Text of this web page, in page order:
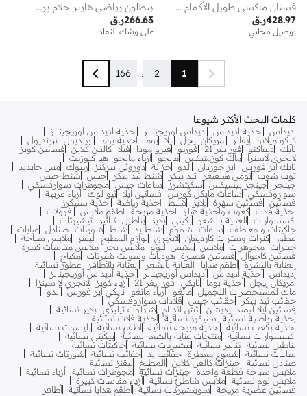
فستان ماكسي طويل الأكمام من فيكي ريزورت، يبرز الخصر، مصنوع من قماش منسوج مكشكش
ر.ق428.97
توصيل مجاني
بنطلون رياضي هايبر جلام برميل
ر.ق266.63
على وشك النفاد
1
2
...
166
كلمات البحث الأكثر شيوعا
اديداس احذية اديداس اديداس اوريجينالز
احذية اديداس اوريجينالز
كيكو ميلانو
إيفانز امريكان ايجل ايلا بوما احذية بوما ترينديول ترينديول
نايك ديفاكتو فورايفر 21 فوريو فيرو مودا فيلا كالفن كلاين فساتين كويز
لانجري لاسنزا
ماك كوزمتيكس مانجو ازياء مانجو
هيا كلوزيت
نايك اير فورس
اير جوردان الدو خزانة دوروثي بيركنز ريبوك مس جايديد
توب شوب تومي هيلفيغر تيد بيكر شنط تيد بيكر جيس
شنط جيس
جينجر
جينجر بيسيكس سكيتشرز ساعات جيس مجوهرات سوارفسكي
سواروفسكي
ساعات مايكل كورس فساتين ايلا نيو لوك أزياء عربية
فساتين
فساتين سهرة بلايز شنط احذية رياضة
احذية سنيكرز
احذية فلات كعوب واحذية هيلز احذية مريحة اطقم ملابس
افرولات
اكسسوارات
العناية بالشعر بكيني بلايز بناطيل تنانير
تيشيرتات
جاكيتات و معاطف
ساعات شموع شنط يد شنط شورتات صنادل
عبايات
عطور
كنزات وسترات كارديغان لانجري لوازم المطبخ ليقنز
ملابس سباحة
جينزات مجوهرات ملابس ملابس النوم ملابس بحر ملابس مقاسات كبيرة
فساتين كاجوال
فساتين قصيرة هوديات وسويت شيرتات مكياج
العناية بالبشرة أطقم هدايا العناية بالشعر العناية بالأظافر
عطور نسائية
أديداس أحذية أديداس أديداس أوريجينالز
أحذية أديداس أوريجينالز
أمريكان إيجل أحذية بوما نايكي فور إيفر 21 أزياء كويز
لانجري لا سينزا
ماك لمستحضرات التجميل مانغو أزياء مانغو نايكي اير فورس ألدو
حقائب تيد بيكر
حقائب جيس
قلادات سواروفسكي
فساتين ايلا ليمتد ايديشن
اتش اند ام شارلوت تيلبري بلايز نسائية
أحذية رياضية نسائية
سنيكرز نسائية أحذية فلات نسائية
أحذية بكعب نسائية أحذية مريحة نسائية أطقم نسائية بليسوت نسائية
اكسسوارات نسائية منتجات عناية بالشعر نسائية بيكيني نسائية
بناطيل نسائية تنانير نسائية تيشيرتات نسائية جاكيتات نسائية
ساعات نسائية
شموع معطرة حقائب يد حقائب نسائية
شورتات نسائية
صنادل نسائية جينزات كالفن كلاين المطبخ
ليقنز نسائية
ملابس سباحة قطعة واحدة جينزات نسائية مجوهرات نسائية أزياء نسائية
ملابس نوم نسائية ملابس شاطئ نسائية أزياء مقاسات كبيرة
فساتين عصرية مريحة
سويتشيرتات نسائية أطقم هدايا نسائية أظافر